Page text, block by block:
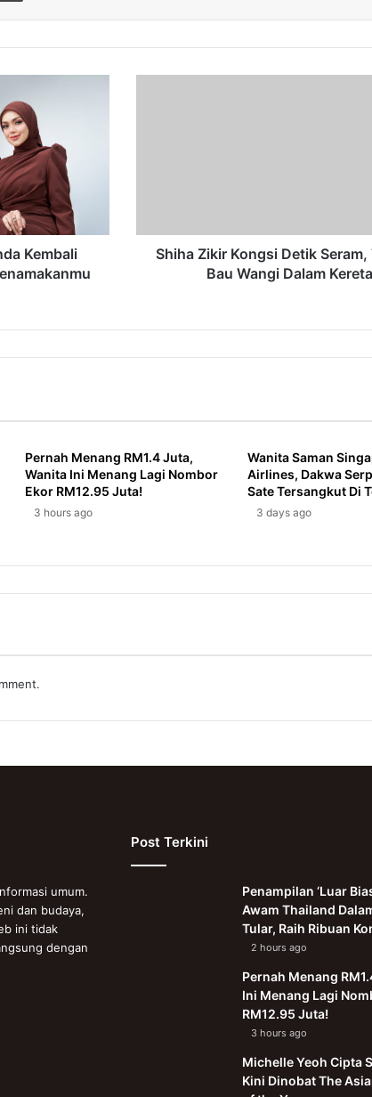
Kembali
Dalam
KeretaShiha Zikir Kongsi Detik Seram,
Bau Wangi Dalam Kereta
Pernah Menang RM1.4 Juta,
Wanita Ini Menang Lagi Nombor
Ekor RM12.95 Juta!
3 hours ago
Wanita Saman
Airlines, Dakwa
Sate Tersangkut Di
3 days ago
umum.
dan budaya,
ini tidak
dengan
Post Terkini
Penampilan ‘Luar
Awam Thailand
Tular, Raih Ribuan
2 hours ago
Pernah Menang
Ini Menang Lagi
RM12.95 Juta!
3 hours ago
Michelle Yeoh Cipta
Kini Dinobat The